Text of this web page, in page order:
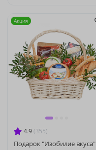
4.9 (355)
Подарок "Изобилие вкуса"
Акция